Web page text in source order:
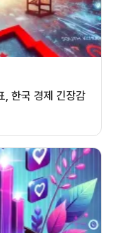
한국 경제 긴장감